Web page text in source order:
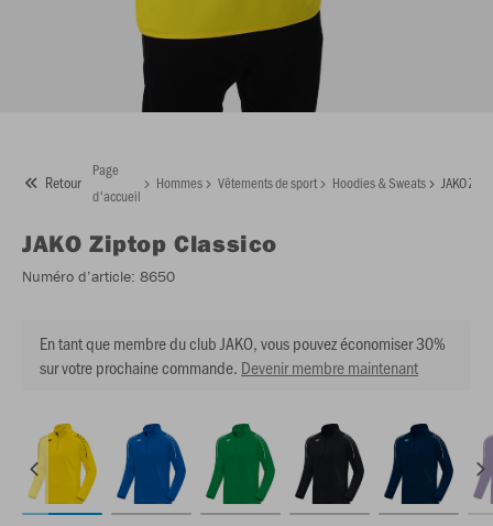
Retour
Page
d'accueil
Hommes Vêtements de sport Hoodies & Sweats JAKO
JAKO Ziptop Classico
Numéro d’article: 8650
En tant que membre du club JAKO, vous pouvez économiser 30%
sur votre prochaine commande. Devenir membre maintenant